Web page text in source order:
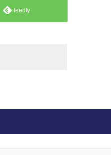
feedly